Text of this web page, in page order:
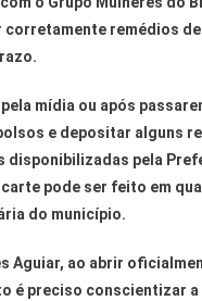
remédios
mídia ou após
e depositar alguns
disponibilizadas pela
pode ser feito em
do município.
Aguiar, ao abrir
é preciso conscientizar a